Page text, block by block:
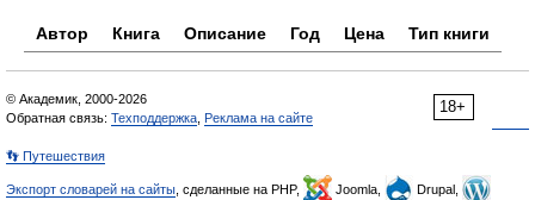
Автор Книга Описание Год Цена Тип книги
18+
© Академик, 2000-2026
Обратная связь: Техподдержка Реклама на сайте
👣 Путешествия
Экспорт словарей на сайты , сделанные на PHP, Joomla,
Drupal,